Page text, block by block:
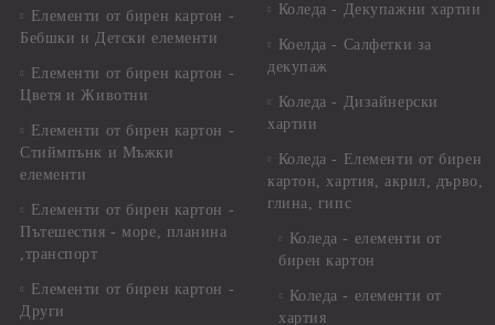
Елементи от бирен картон -
Бебшки и Детски елементи
Елементи от бирен картон -
Цветя и Животни
Елементи от бирен картон -
Стиймпънк и Мъжки
елементи
Елементи от бирен картон -
Пътешестия - море, планина
,транспорт
Елементи от бирен картон -
Други
Коледа - Декупажни хартии
Коелда - Салфетки за
декупаж
Коледа - Дизайнерски
хартии
Коледа - Eлементи от бирен
картон, хартия, акрил, дърво,
глина, гипс
Коледа - елементи от
бирен картон
Коледа - елементи от
хартия